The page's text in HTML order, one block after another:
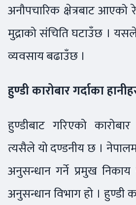
अनौपचारिक क्षेत्रबाट आएको
मुद्राको संचिति घटाउँछ ।
व्यवसाय बढाउँछ ।
हुण्डी कारोबार गर्दाका
हुण्डीबाट गरिएको
त्यसैले यो दण्डनीय छ ।
अनुसन्धान गर्ने प्रमुख निकाय
अनुसन्धान विभाग हो । हुण्डी